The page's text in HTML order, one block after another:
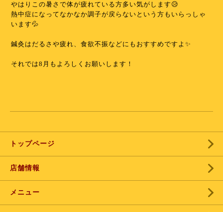
やはりこの暑さで体が疲れている方多い気がします😥
熱中症になってなかなか調子が戻らないという方もいらっしゃ
います💦
鍼灸はだるさや疲れ、食欲不振などにもおすすめですよ✨
それでは8月もよろしくお願いします！
トップページ
店舗情報
メニュー